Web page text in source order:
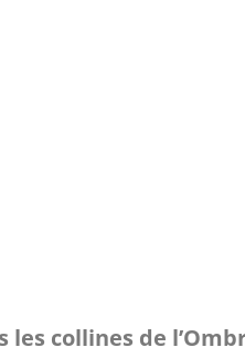
collines de